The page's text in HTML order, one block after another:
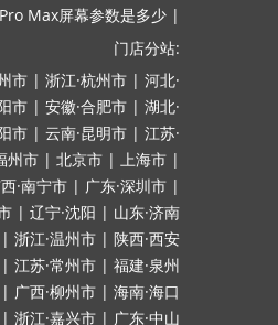
Max屏幕参数是多少 |
门店分站:
市 | 浙江·杭州市 | 河北·
市 | 安徽·合肥市 | 湖北·
市 | 云南·昆明市 | 江苏·
州市 | 北京市 | 上海市 |
·南宁市 | 广东·深圳市 |
| 辽宁·沈阳 | 山东·济南
| 浙江·温州市 | 陕西·西安
| 江苏·常州市 | 福建·泉州
| 广西·柳州市 | 海南·海口
| 浙江·嘉兴市 | 广东·中山